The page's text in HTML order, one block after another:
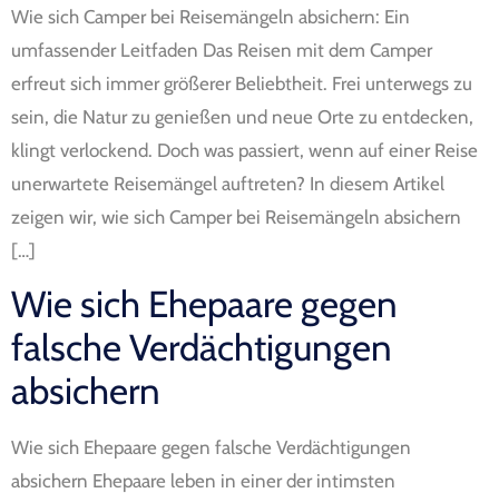
Wie sich Camper bei Reisemängeln absichern: Ein
umfassender Leitfaden Das Reisen mit dem Camper
erfreut sich immer größerer Beliebtheit. Frei unterwegs zu
sein, die Natur zu genießen und neue Orte zu entdecken,
klingt verlockend. Doch was passiert, wenn auf einer Reise
unerwartete Reisemängel auftreten? In diesem Artikel
zeigen wir, wie sich Camper bei Reisemängeln absichern
[…]
Wie sich Ehepaare gegen
falsche Verdächtigungen
absichern
Wie sich Ehepaare gegen falsche Verdächtigungen
absichern Ehepaare leben in einer der intimsten